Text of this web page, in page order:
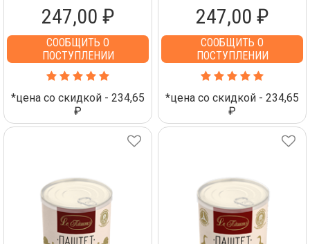
247,00 ₽
СООБЩИТЬ О
ПОСТУПЛЕНИИ
*цена со скидкой - 234,65
₽
247,00 ₽
СООБЩИТЬ О
ПОСТУПЛЕНИИ
*цена со скидкой - 234,65
₽